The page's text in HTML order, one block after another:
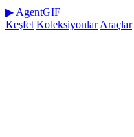
▶ AgentGIF
Keşfet Koleksiyonlar Araçlar